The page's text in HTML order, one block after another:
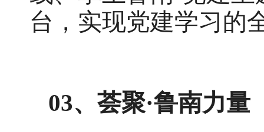
台，实现党建学习的
03、 荟聚·鲁南力量